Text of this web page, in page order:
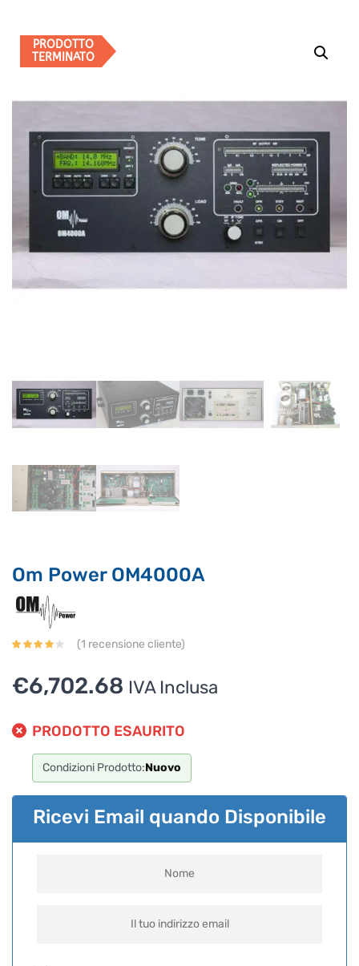
PRODOTTO
TERMINATO
Om Power OM4000A
(1 recensione cliente)
€6,702.68 IVA Inclusa
PRODOTTO ESAURITO
Condizioni Prodotto:Nuovo
Ricevi Email quando Disponibile
Supporto clienti RF Assist
Ciao, Come posso aiutarti?
prodotti.
Per ottenere dettagli su un determinato prodotto
assicurati di indicarne il nome completo